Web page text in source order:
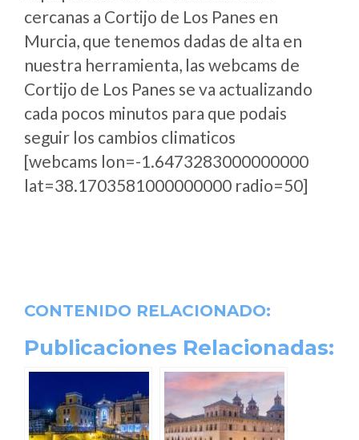
cercanas a Cortijo de Los Panes en
Murcia, que tenemos dadas de alta en
nuestra herramienta, las webcams de
Cortijo de Los Panes se va actualizando
cada pocos minutos para que podais
seguir los cambios climaticos
[webcams lon=-1.6473283000000000
lat=38.1703581000000000 radio=50]
CONTENIDO RELACIONADO:
Publicaciones Relacionadas: